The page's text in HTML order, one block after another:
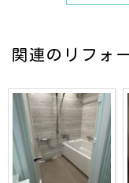
関連のリフォ